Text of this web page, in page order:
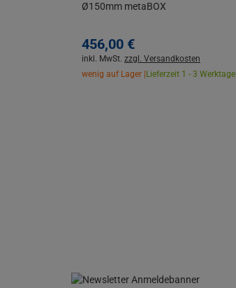
Ø150mm metaBOX
456,00 €
inkl. MwSt. zzgl. Versandkosten
wenig auf Lager | Lieferzeit 1 - 3 Werktage